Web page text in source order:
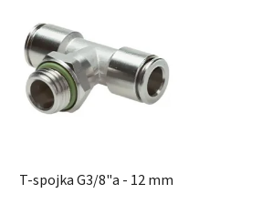
T-spojka G3/8"a - 12 mm